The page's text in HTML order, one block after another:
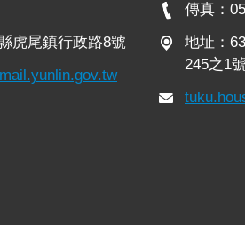
虎尾鎮行政路8號
傳真：
地址：
245之1